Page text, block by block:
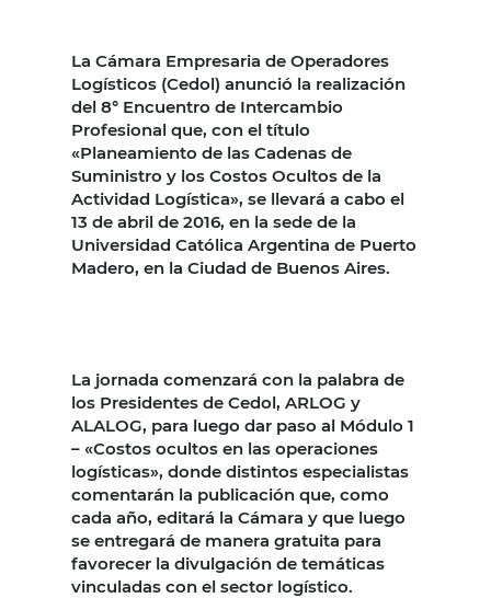
La Cámara Empresaria de Operadores
Logísticos (Cedol) anunció la realización
del 8° Encuentro de Intercambio
Profesional que, con el título
«Planeamiento de las Cadenas de
Suministro y los Costos Ocultos de la
Actividad Logística», se llevará a cabo el
13 de abril de 2016, en la sede de la
Universidad Católica Argentina de Puerto
Madero, en la Ciudad de Buenos Aires.
La jornada comenzará con la palabra de
los Presidentes de Cedol, ARLOG y
ALALOG, para luego dar paso al Módulo 1
– «Costos ocultos en las operaciones
logísticas», donde distintos especialistas
comentarán la publicación que, como
cada año, editará la Cámara y que luego
se entregará de manera gratuita para
favorecer la divulgación de temáticas
vinculadas con el sector logístico.